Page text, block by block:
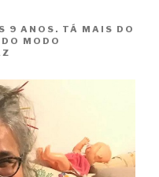
9 ANOS. TÁ MAIS DO
MODO